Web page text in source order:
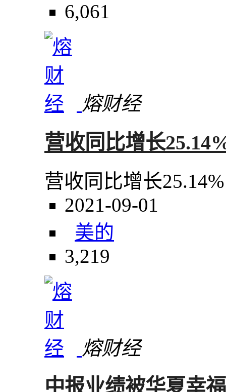
6,061
熔财经
营收同比增长
营收同比增长
2021-09-01
美的
3,219
熔财经
中报业绩被华夏幸